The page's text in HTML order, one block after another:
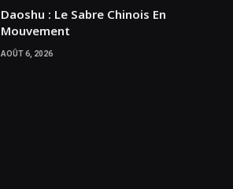
Daoshu : Le Sabre Chinois En
Mouvement
AOÛT 6, 2026